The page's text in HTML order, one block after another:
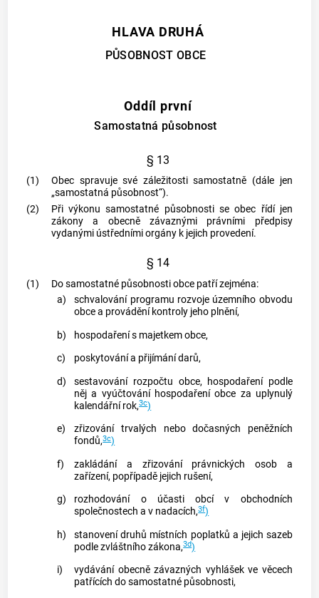
HLAVA DRUHÁ
PŮSOBNOST OBCE
Oddíl první
Samostatná působnost
§ 13
(1) Obecspravuje své záležitosti samostatně (dále jen
„samostatná působnost“).
(2)
Při výkonu samostatné působnosti seobec řídí jen
zákony a obecně závaznými právními předpisy
vydanými ústředními orgány k jejich provedení.
§ 14
(1) Do samostatné působnostiobcepatří zejména:
a)
schvalování programu rozvoje územního obvodu
obcea provádění kontroly jeho plnění,
b)
hospodaření s majetkemobce,
c)
poskytování a přijímání darů,
d)
sestavování rozpočtu obce, hospodaření podle
něj a vyúčtování hospodařeníobce za uplynulý
kalendářní rok,3c)
e)
zřizování trvalých nebo dočasných peněžních
fondů,3c)
f)
zakládání a zřizování právnických osob a
zařízení, popřípadě jejich rušení,
g)
rozhodování o účastiobcív obchodních
společnostech a v nadacích,3f)
h)
stanovení druhů místních poplatků a jejich sazeb
podle zvláštního zákona,3d)
i)
vydávání obecně závazných vyhlášek ve věcech
patřících do samostatné působnosti,